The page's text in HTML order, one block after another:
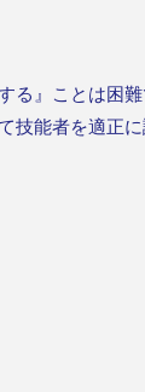
』ことは困難
能者を適正に